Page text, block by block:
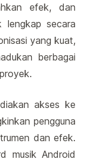
efek, dan
lengkap secara
yang kuat,
berbagai
akses ke
pengguna
dan efek.
musik Android